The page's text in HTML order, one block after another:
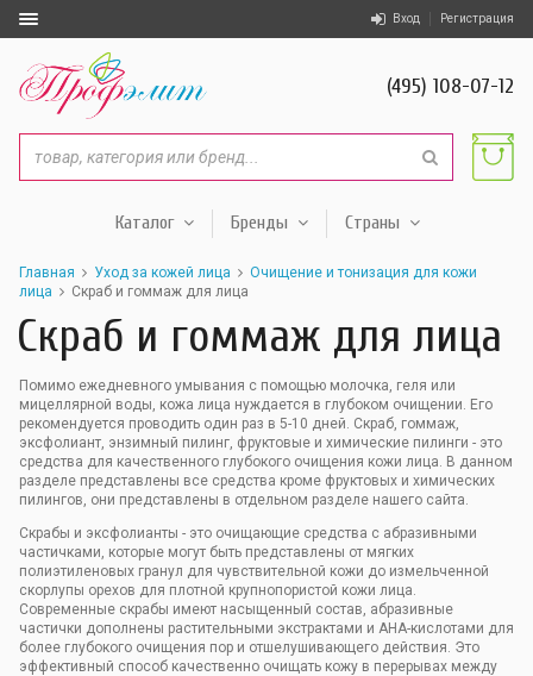
Вход Регистрация
(495) 108-07-12
Каталог Бренды Страны
Главная Уход за кожей лица
Очищение и тонизация для кожи
лица
Скраб и гоммаж для лица
Скраб и гоммаж для лица
Помимо ежедневного умывания с помощью молочка, геля или
мицеллярной воды, кожа лица нуждается в глубоком очищении. Его
рекомендуется проводить один раз в 5-10 дней. Скраб, гоммаж,
эксфолиант, энзимный пилинг, фруктовые и химические пилинги - это
средства для качественного глубокого очищения кожи лица. В данном
разделе представлены все средства кроме фруктовых и химических
пилингов, они представлены в отдельном разделе нашего сайта.
Скрабы и эксфолианты - это очищающие средства с абразивными
частичками, которые могут быть представлены от мягких
полиэтиленовых гранул для чувствительной кожи до измельченной
скорлупы орехов для плотной крупнопористой кожи лица.
Современные скрабы имеют насыщенный состав, абразивные
частички дополнены растительными экстрактами и AHA-кислотами для
более глубокого очищения пор и отшелушивающего действия. Это
эффективный способ качественно очищать кожу в перерывах между